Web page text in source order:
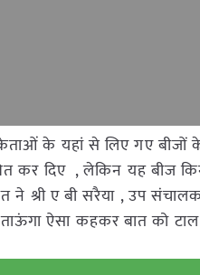
के यहां से लिए गए बीजों
कर दिए , लेकिन यह बीज
ए बी सरैया , उप
ऐसा कहकर बात को टाल